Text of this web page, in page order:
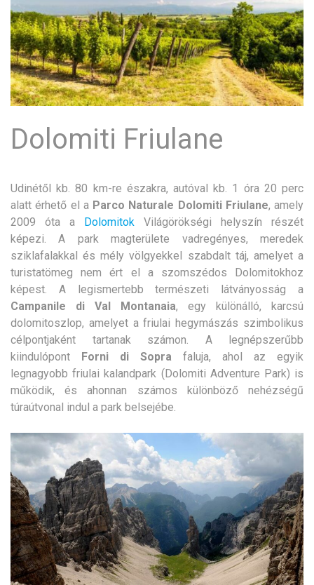
Dolomiti Friulane
Udinétől kb. 80 km-re északra, autóval kb. 1 óra 20 perc
alatt érhető el a Parco Naturale Dolomiti Friulane, amely
2009 óta a Dolomitok Világörökségi helyszín részét
képezi. A park magterülete vadregényes, meredek
sziklafalakkal és mély völgyekkel szabdalt táj, amelyet a
turistatömeg nem ért el a szomszédos Dolomitokhoz
képest. A legismertebb természeti látványosság a
Campanile di Val Montanaia, egy különálló, karcsú
dolomitoszlop, amelyet a friulai hegymászás szimbolikus
célpontjaként tartanak számon. A legnépszerűbb
kiindulópont Forni di Sopra faluja, ahol az egyik
legnagyobb friulai kalandpark (Dolomiti Adventure Park) is
működik, és ahonnan számos különböző nehézségű
túraútvonal indul a park belsejébe.